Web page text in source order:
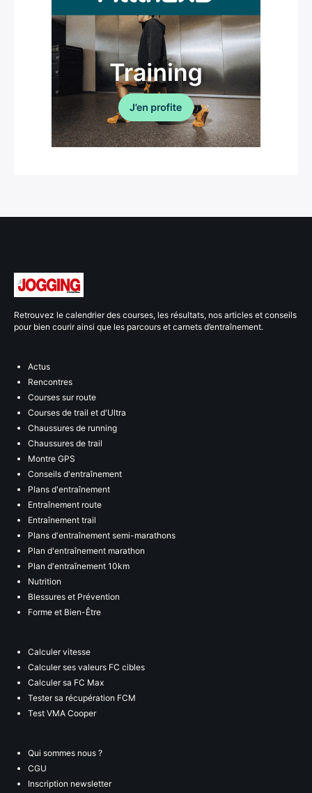
Retrouvez le calendrier des courses, les résultats, nos articles et conseils
pour bien courir ainsi que les parcours et carnets d’entraînement.
Actus
Rencontres
Courses sur route
Courses de trail et d'Ultra
Chaussures de running
Chaussures de trail
Montre GPS
Conseils d'entraînement
Plans d'entraînement
Entraînement route
Entraînement trail
Plans d'entraînement semi-marathons
Plan d'entraînement marathon
Plan d'entraînement 10km
Nutrition
Blessures et Prévention
Forme et Bien-Être
Calculer vitesse
Calculer ses valeurs FC cibles
Calculer sa FC Max
Tester sa récupération FCM
Test VMA Cooper
Qui sommes nous ?
CGU
Inscription newsletter